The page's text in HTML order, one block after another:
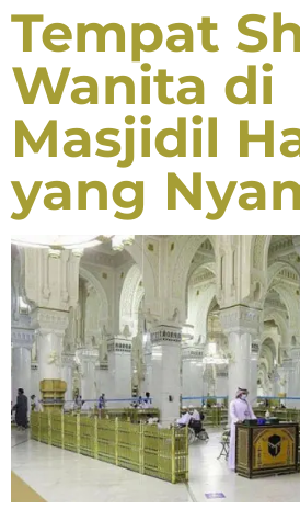
Tempat
Wanita di
Masjidil
yang